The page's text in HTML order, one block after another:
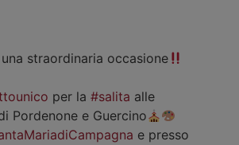
una straordinaria occasione
per la#salita alle
Pordenone e Guercino
e presso